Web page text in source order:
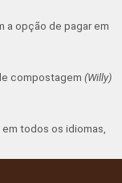
a opção de pagar em
compostagem(Willy)
todos os idiomas,